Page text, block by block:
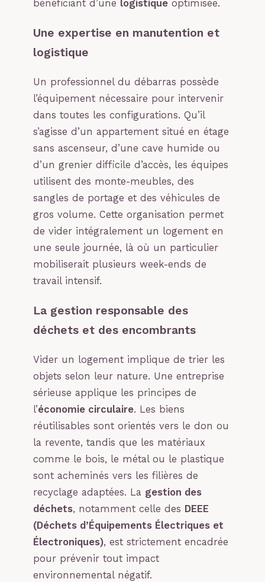
bénéficiant d’une logistique optimisée.
Une expertise en manutention et
logistique
Un professionnel du débarras possède
l’équipement nécessaire pour intervenir
dans toutes les configurations. Qu’il
s’agisse d’un appartement situé en étage
sans ascenseur, d’une cave humide ou
d’un grenier difficile d’accès, les équipes
utilisent des monte-meubles, des
sangles de portage et des véhicules de
gros volume. Cette organisation permet
de vider intégralement un logement en
une seule journée, là où un particulier
mobiliserait plusieurs week-ends de
travail intensif.
La gestion responsable des
déchets et des encombrants
Vider un logement implique de trier les
objets selon leur nature. Une entreprise
sérieuse applique les principes de
l’économie circulaire. Les biens
réutilisables sont orientés vers le don ou
la revente, tandis que les matériaux
comme le bois, le métal ou le plastique
sont acheminés vers les filières de
recyclage adaptées. La gestion des
déchets, notamment celle des DEEE
(Déchets d’Équipements Électriques et
Électroniques), est strictement encadrée
pour prévenir tout impact
environnemental négatif.